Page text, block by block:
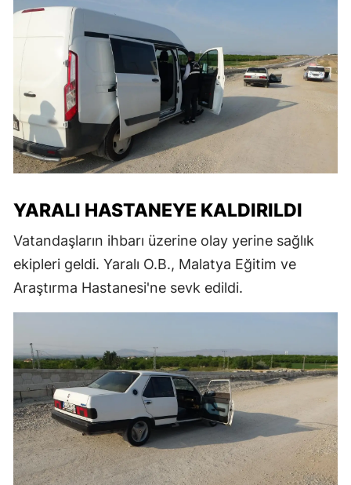
YARALI HASTANEYE KALDIRILDI
Vatandaşların ihbarı üzerine olay yerine sağlık
ekipleri geldi. Yaralı O.B., Malatya Eğitim ve
Araştırma Hastanesi'ne sevk edildi.